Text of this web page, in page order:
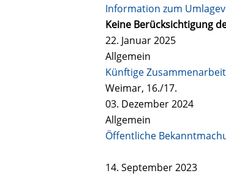
Information zum
Keine Berücksichtigung
22. Januar 2025
Allgemein
Künftige
Weimar, 16./17.
03. Dezember 2024
Allgemein
Öffentliche
14. September 2023